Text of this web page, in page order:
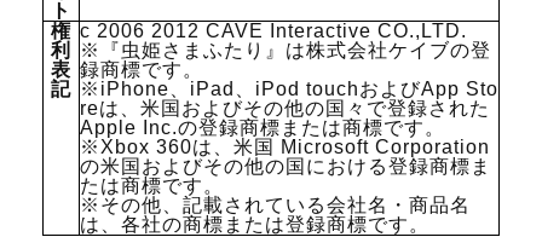
ト
権
利
表
記
c 2006 2012 CAVE Interactive CO.,LTD.
※『虫姫さまふたり』は株式会社ケイブの登
録商標です。
※iPhone、iPad、iPod touchおよびApp Sto
reは、米国およびその他の国々で登録された
Apple Inc.の登録商標または商標です。
※Xbox 360は、米国 Microsoft Corporation
の米国およびその他の国における登録商標ま
たは商標です。
※その他、記載されている会社名・商品名
は、各社の商標または登録商標です。